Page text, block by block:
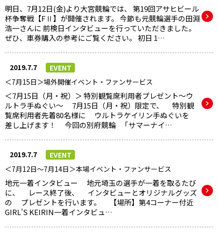
明日、7月12日(金)より大宮競輪では、 第19回アサヒビール
杯争奪戦【FⅡ】が開催されます。 今節も元競輪選手の田淵
浩一さんに 前検日インタビューを行っていただきました。
ぜひ、車券購入の参考にご覧ください。 初日 1…
2019.7.7
EVENT
＜7月15日＞場外開催イベント・ファンサービス
＜7月15日（月・祝）＞ 特別観覧席利用者プレゼント～ウ
ルトラ手ぬぐい～ 7月15日（月・祝）限定で、 特別観
覧席利用者先着80名様に ウルトラケイリン手ぬぐいを
差し上げます！ 今回の別府競輪 ｢サマーナイ…
2019.7.7
EVENT
＜7月12日～7月14日＞本場イベント・ファンサービス
地元一着インタビュー 地元埼玉の選手が一着を取るたび
に、 レース終了後、 インタビューとオリジナルグッズ
の プレゼントを行います。 【場所】第4コーナー付近
GIRL’S KEIRIN一着インタビュ…